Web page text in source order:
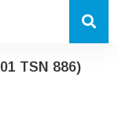
TSN 886)